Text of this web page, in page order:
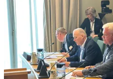
06. mai 2026
Norwegian fish
with waste likened
millions of people’